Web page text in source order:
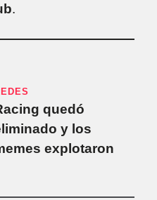
.
quedó
y los
explotaron